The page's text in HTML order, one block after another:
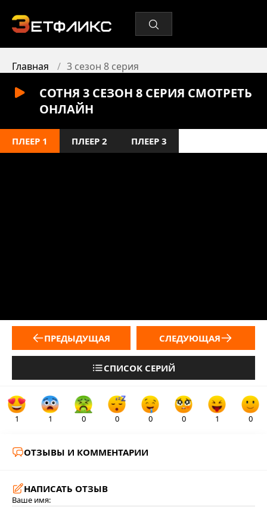
Главная 3 сезон 8 серия
СОТНЯ 3 СЕЗОН 8 СЕРИЯ СМОТРЕТЬ
ОНЛАЙН
ПЛЕЕР 1 ПЛЕЕР 2 ПЛЕЕР 3
ПРЕДЫДУЩАЯ
СПИСОК СЕРИЙ
СЛЕДУЮЩАЯ
1 1 0 0 0 0 1 0
ОТЗЫВЫ И КОММЕНТАРИИ
НАПИСАТЬ ОТЗЫВ
Ваше имя: